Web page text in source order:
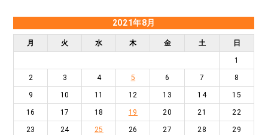
2021年8月
月 火 水 木 金 土 日
1
2 3 4 5 6 7 8
9 10 11 12 13 14 15
16 17 18 19 20 21 22
23 24 25 26 27 28 29